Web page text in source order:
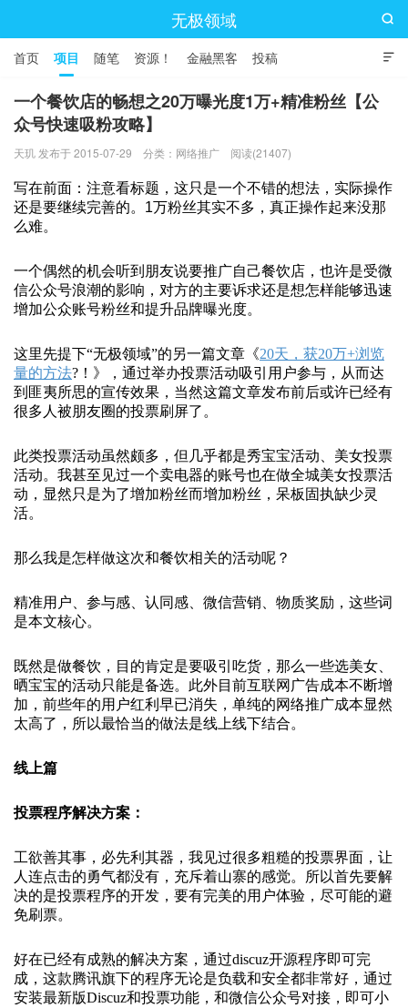
无极领域

首页 项目 随笔 资源！ 金融黑客 投稿

一个餐饮店的畅想之20万曝光度1万+精准粉丝【公
众号快速吸粉攻略】
天玑 发布于 2015-07-29 分类： 网络推广 阅读(21407)
写在前面：注意看标题，这只是一个不错的想法，实际操作
还是要继续完善的。1万粉丝其实不多，真正操作起来没那
么难。
一个偶然的机会听到朋友说要推广自己餐饮店，也许是受微
信公众号浪潮的影响，对方的主要诉求还是想怎样能够迅速
增加公众账号粉丝和提升品牌曝光度。
这里先提下“无极领域”的另一篇文章《20天，获20万+浏览
量的方法?！》，通过举办投票活动吸引用户参与，从而达
到匪夷所思的宣传效果，当然这篇文章发布前后或许已经有
很多人被朋友圈的投票刷屏了。
此类投票活动虽然颇多，但几乎都是秀宝宝活动、美女投票
活动。我甚至见过一个卖电器的账号也在做全城美女投票活
动，显然只是为了增加粉丝而增加粉丝，呆板固执缺少灵
活。
那么我是怎样做这次和餐饮相关的活动呢？
精准用户、参与感、认同感、微信营销、物质奖励，这些词
是本文核心。
既然是做餐饮，目的肯定是要吸引吃货，那么一些选美女、
晒宝宝的活动只能是备选。此外目前互联网广告成本不断增
加，前些年的用户红利早已消失，单纯的网络推广成本显然
太高了，所以最恰当的做法是线上线下结合。
线上篇
投票程序解决方案：
工欲善其事，必先利其器，我见过很多粗糙的投票界面，让
人连点击的勇气都没有，充斥着山寨的感觉。所以首先要解
决的是投票程序的开发，要有完美的用户体验，尽可能的避
免刷票。
好在已经有成熟的解决方案，通过discuz开源程序即可完
成，这款腾讯旗下的程序无论是负载和安全都非常好，通过
安装最新版Discuz和投票功能，和微信公众号对接，即可小